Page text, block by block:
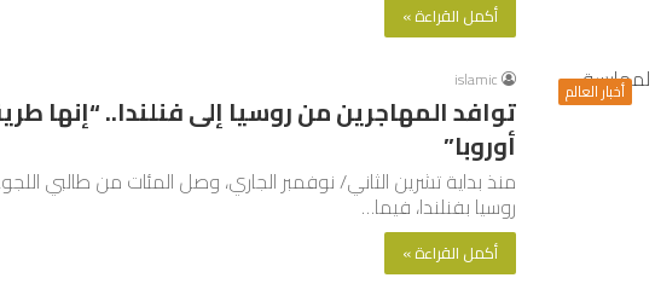
أكمل القراءة »
أخبار العالم islamic
توافد المهاجرين من روسيا إلى فنلندا.. “إنها
أوروبا”
منذ بداية تشرين الثاني/ نوفمبر الجاري، وصل المئات من طالبي اللجوء
روسيا بفنلندا، فيما…
أكمل القراءة »